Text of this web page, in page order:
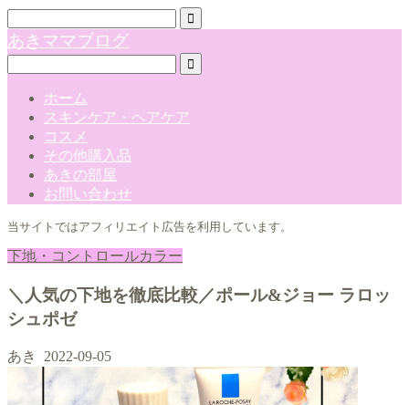
あきママブログ
ホーム
スキンケア・ヘアケア
コスメ
その他購入品
あきの部屋
お問い合わせ
当サイトではアフィリエイト広告を利用しています。
下地・コントロールカラー
＼人気の下地を徹底比較／ポール&ジョー ラロッ
シュポゼ
あき 2022-09-05